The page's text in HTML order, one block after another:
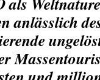
anlässlich